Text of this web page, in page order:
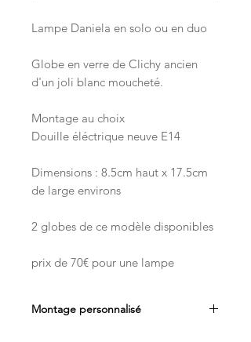
Lampe Daniela en solo ou en duo
Globe en verre de Clichy ancien
d'un joli blanc moucheté.
Montage au choix
Douille éléctrique neuve E14
Dimensions : 8.5cm haut x 17.5cm
de large environs
2 globes de ce modèle disponibles
prix de 70€ pour une lampe
Montage personnalisé